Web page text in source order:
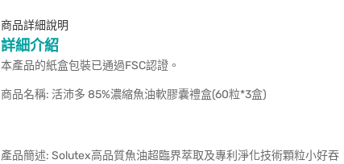
商品詳細說明
詳細介紹
本產品的紙盒包裝已通過FSC認證。
商品名稱: 活沛多 85%濃縮魚油軟膠囊禮盒(60粒*3盒)
產品簡述: Solutex高品質魚油超臨界萃取及專利淨化技術顆粒小好吞